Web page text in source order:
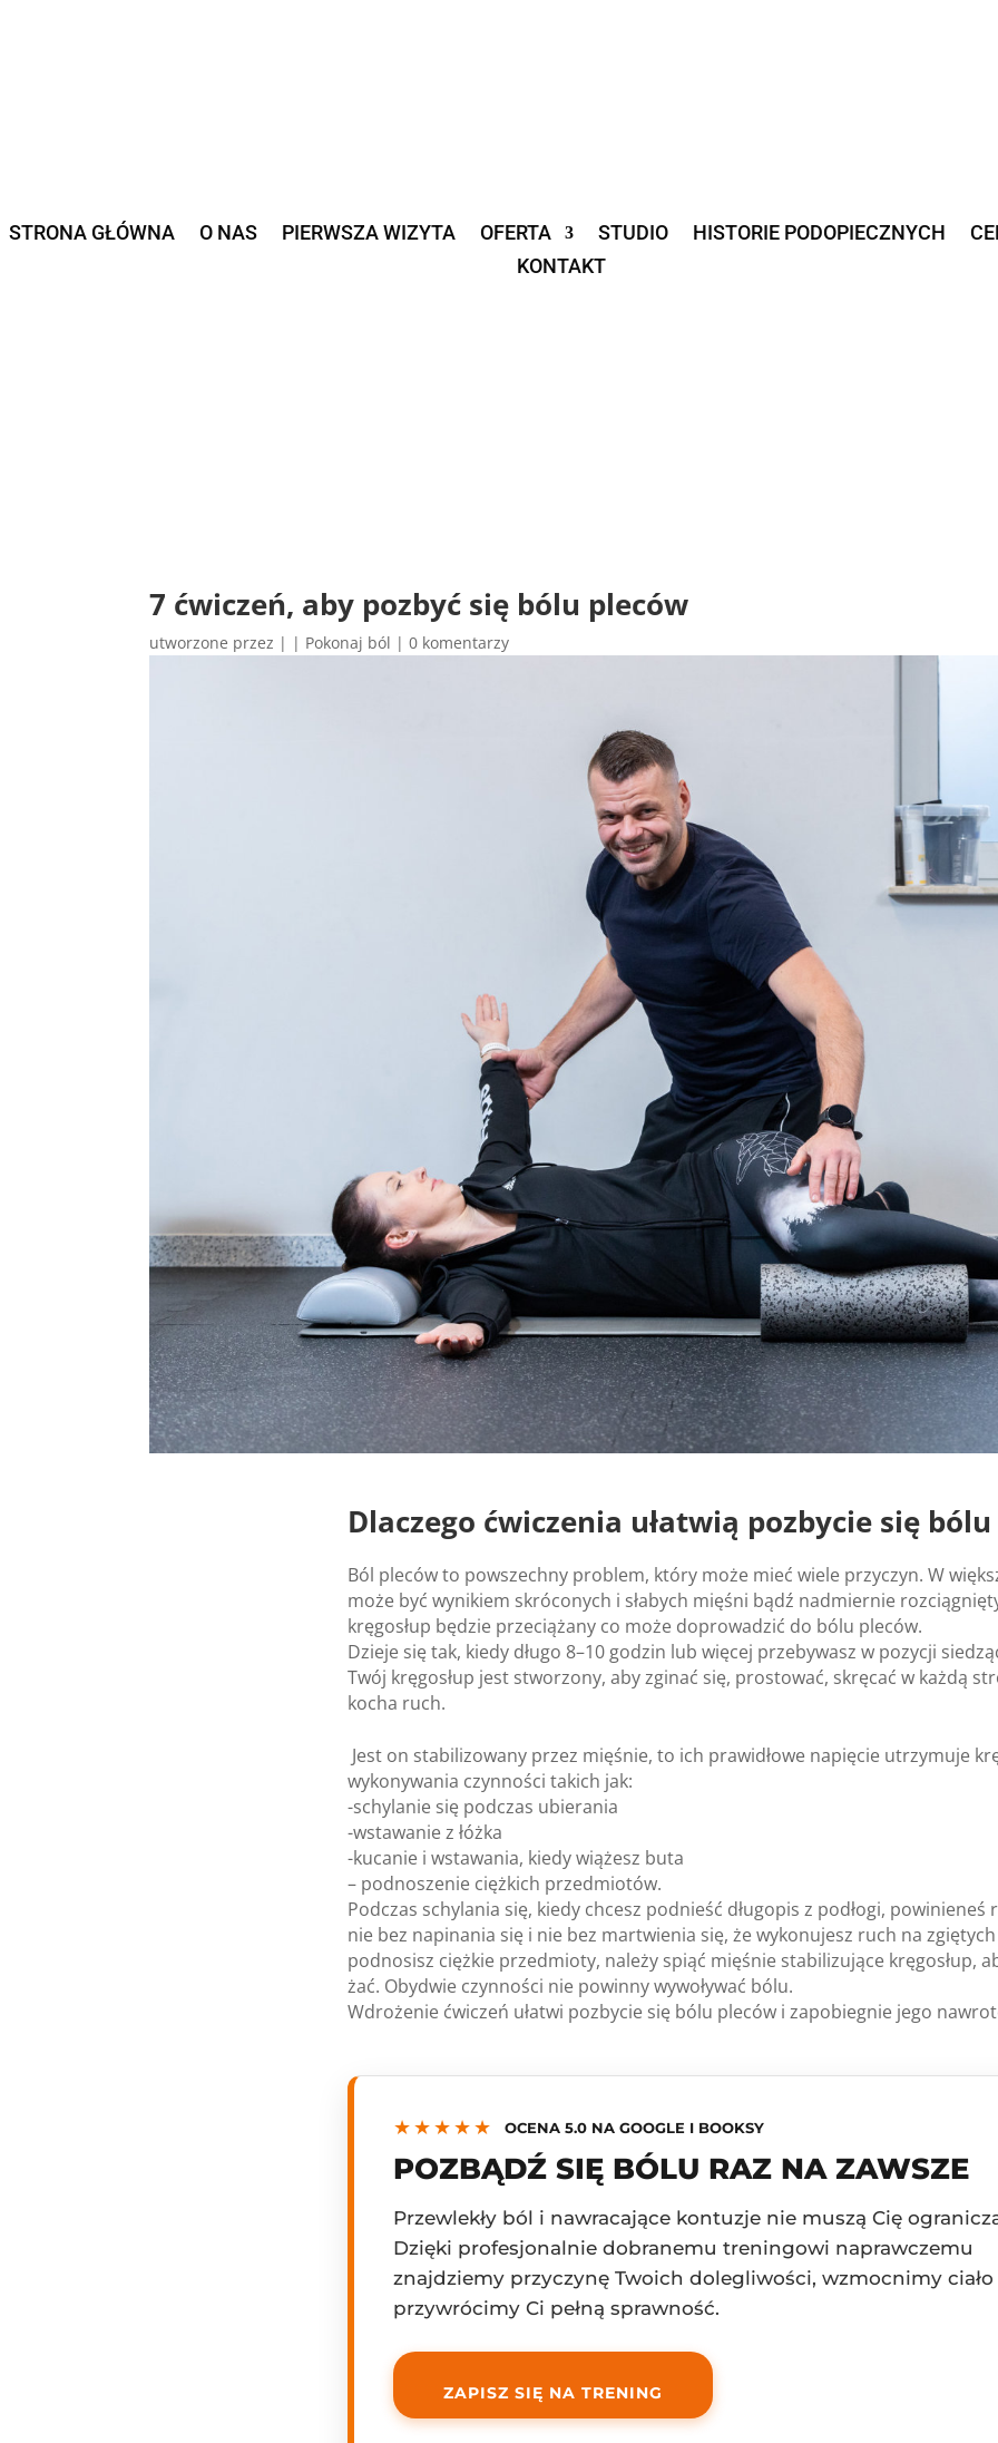
STRONA GŁÓWNA O NAS PIERWSZA WIZYTA OFERTA STUDIO HISTORIE PODOPIECZNYCH
KONTAKT
7 ćwi­czeń, aby pozbyć się bólu ple­ców
utworzone przez | | Pokonaj ból |0 komentarzy
Dla­czego ćwi­cze­nia uła­twią pozby­cie się
Ból ple­ców to pow­szechny pro­blem, który może mieć wiele przy­czyn. W
może być wyni­kiem skró­co­nych i sła­bych mię­śni bądź nadmier­nie
krę­go­słup będzie prze­cią­żany co może dopro­wa­dzić do bólu ple­ców.
Dzieje się tak, kiedy długo 8–10 godzin lub wię­cej prze­by­wasz w pozy­cji
Twój krę­go­słup jest stwo­rzony, aby zgi­nać się, pro­sto­wać, skrę­cać w każdą
kocha ruch.
Jest on sta­bi­li­zo­wany przez mię­śnie, to ich pra­wi­dłowe napię­cie utrzy­muje
wyko­ny­wa­nia czyn­no­ści takich jak:
-schy­la­nie się pod­czas ubie­ra­nia
-wsta­wa­nie z łóżka
-kuca­nie i wsta­wa­nia, kiedy wią­żesz buta
– podno­sze­nie cięż­kich przedmio­tów.
Pod­czas schy­la­nia się, kiedy chcesz podnieść dłu­go­pis z podłogi,
nie bez napi­na­nia się i nie bez mar­twie­nia się, że wyko­nu­jesz ruch na
podno­sisz cięż­kie przedmioty, należy spiąć mię­śnie sta­bi­li­zu­jące krę­go­słup,
żać. Oby­dwie czyn­no­ści nie powinny wywo­ły­wać bólu.
Wdro­że­nie ćwi­czeń uła­twi pozby­cie się bólu ple­ców i zapo­bie­gnie jego
★★★★★ OCENA 5.0 NA GOOGLE I BOOKSY
POZBĄDŹ SIĘ BÓLU RAZ NA ZAWSZE
Przewlekły ból i nawracające kontuzje nie muszą Cię
Dzięki profesjonalnie dobranemu treningowi naprawczemu
znajdziemy przyczynę Twoich dolegliwości, wzmocnimy ciało
przywrócimy Ci pełną sprawność.
ZAPISZ SIĘ NA TRENING